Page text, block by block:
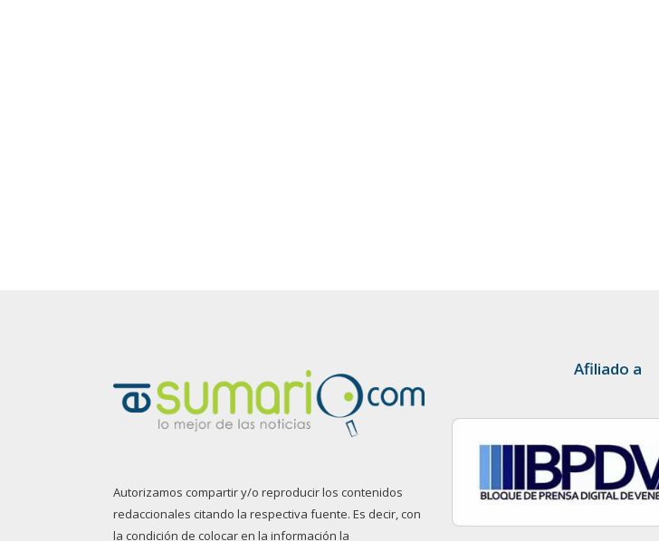
Autorizamos compartir y/o reproducir los contenidos
redaccionales citando la respectiva fuente. Es decir, con
la condición de colocar en la información la
Afiliado a